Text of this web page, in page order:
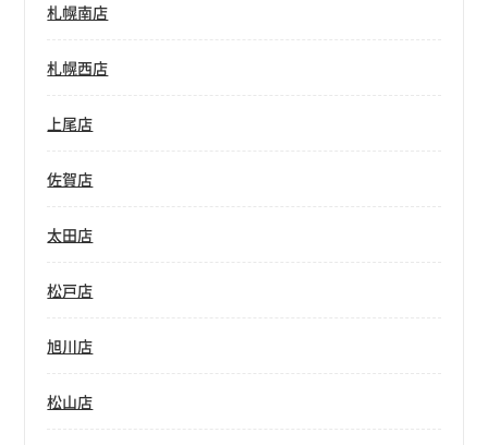
札幌南店
札幌西店
上尾店
佐賀店
太田店
松戸店
旭川店
松山店